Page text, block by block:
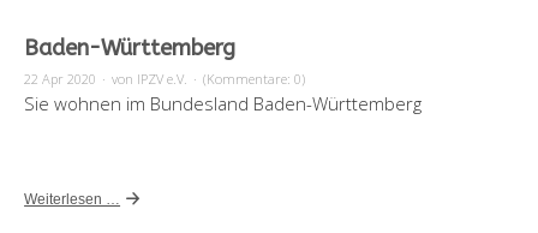
Baden-Württemberg
22 Apr 2020 · von IPZV e.V. · (Kommentare: 0)
Sie wohnen im Bundesland Baden-Württemberg
Weiterlesen …